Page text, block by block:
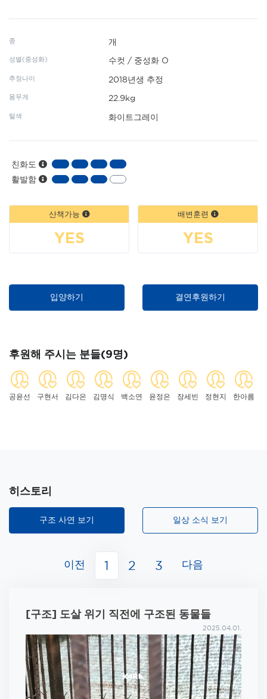
종 개
성별(중성화) 수컷 / 중성화 O
추정나이 2018년생 추정
몸무게 22.9kg
털색 화이트그레이
친화도
활발함
산책가능
YES
배변훈련
YES
입양하기 결연후원하기
후원해 주시는 분들(9명)
공윤선 구현서 김다은 김명식 백소연 윤정은 장세빈 정현지 한아름
히스토리
구조 사연 보기 일상 소식 보기
이전 1 2 3 다음
[구조] 도살 위기 직전에 구조된 동물들
2025.04.01.